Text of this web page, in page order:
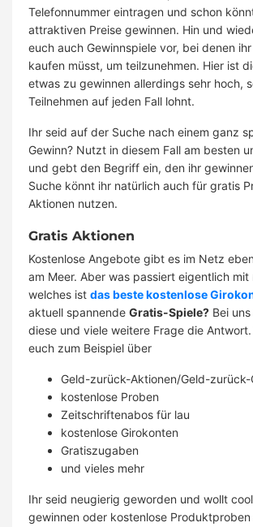
Telefonnummer eintragen und schon
attraktiven Preise gewinnen. Hin und
euch auch Gewinnspiele vor, bei denen
kaufen müsst, um teilzunehmen. Hier ist
etwas zu gewinnen allerdings sehr hoch,
Teilnehmen auf jeden Fall lohnt.
Ihr seid auf der Suche nach einem ganz
Gewinn? Nutzt in diesem Fall am besten
und gebt den Begriff ein, den ihr
Suche könnt ihr natürlich auch für gratis
Aktionen nutzen.
Gratis Aktionen
Kostenlose Angebote gibt es im Netz
am Meer. Aber was passiert eigentlich mit
welches ist das beste kostenlose
aktuell spannende Gratis-Spiele? Bei
diese und viele weitere Frage die
euch zum Beispiel über
Geld-zurück-Aktionen/Geld-zurück-
kostenlose Proben
Zeitschriftenabos für lau
kostenlose Girokonten
Gratiszugaben
und vieles mehr
Ihr seid neugierig geworden und wollt
gewinnen oder kostenlose